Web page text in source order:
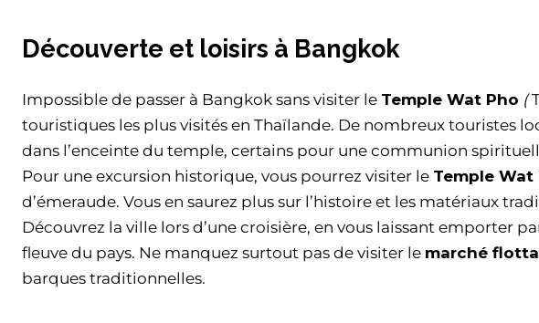
Découverte et loisirs à Bangkok
Impossible de passer à Bangkok sans visiter le Temple Wat Pho (
touristiques les plus visités en Thaïlande. De nombreux touristes
dans l’enceinte du temple, certains pour une communion
Pour une excursion historique, vous pourrez visiter le Temple Wat
d’émeraude. Vous en saurez plus sur l’histoire et les matériaux
Découvrez la ville lors d’une croisière, en vous laissant emporter
fleuve du pays. Ne manquez surtout pas de visiter le marché
barques traditionnelles.